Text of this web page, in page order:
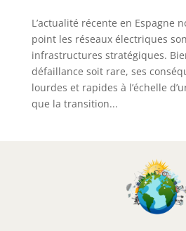
L’actualité récente en Espagne
point les réseaux électriques
infrastructures stratégiques.
défaillance soit rare, ses
lourdes et rapides à l’échelle
que la transition...